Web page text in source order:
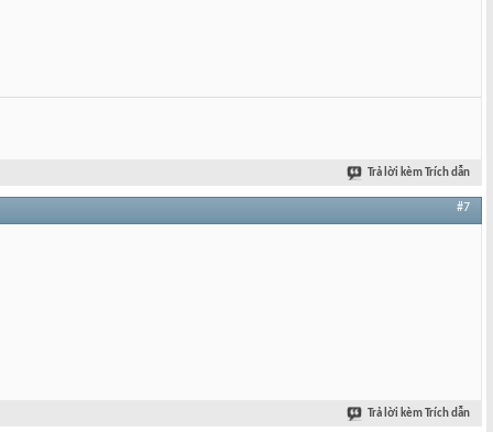
Trả lời kèm Trích dẫn
#7
Trả lời kèm Trích dẫn